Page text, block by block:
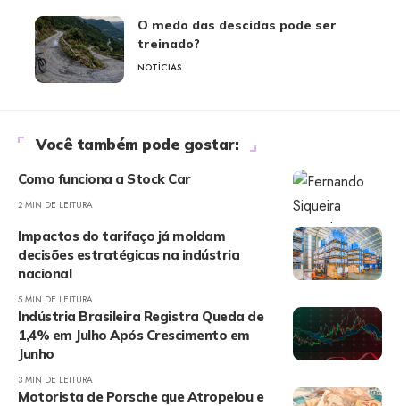
O medo das descidas pode ser
treinado?
NOTÍCIAS
Você também pode gostar:
Como funciona a Stock Car
2 MIN DE LEITURA
Impactos do tarifaço já moldam
decisões estratégicas na indústria
nacional
5 MIN DE LEITURA
Indústria Brasileira Registra Queda de
1,4% em Julho Após Crescimento em
Junho
3 MIN DE LEITURA
Motorista de Porsche que Atropelou e